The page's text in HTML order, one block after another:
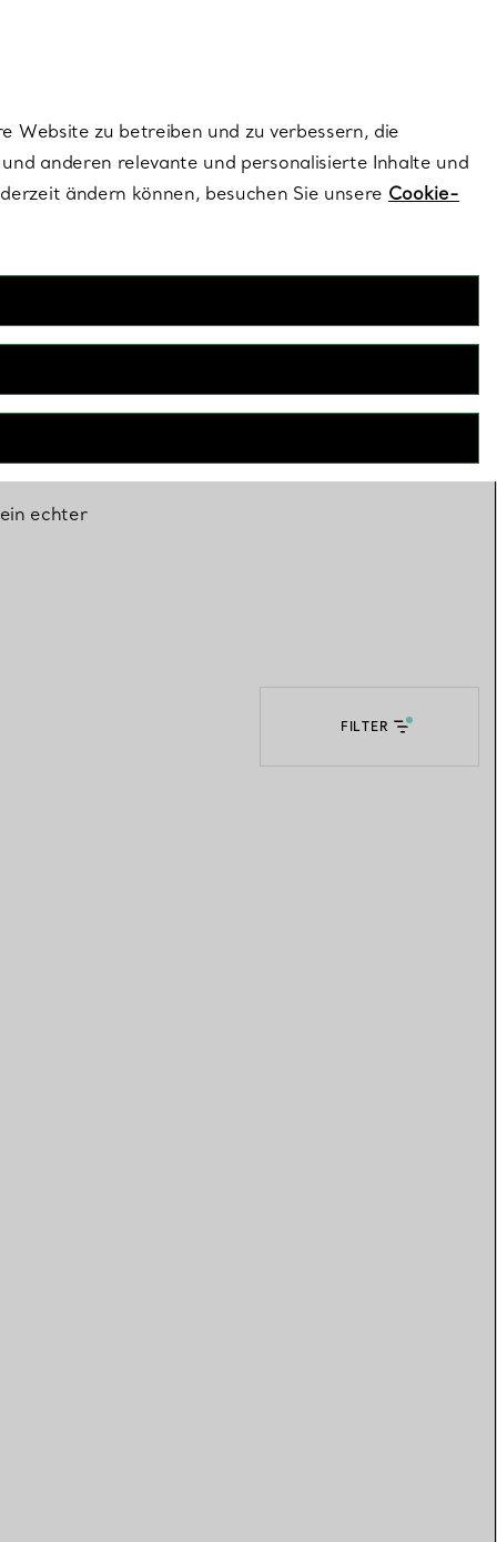
echter
FILTER
Website zu betreiben und zu verbessern, die
anderen relevante und personalisierte Inhalte und
ändern können, besuchen Sie unsere Cookie-